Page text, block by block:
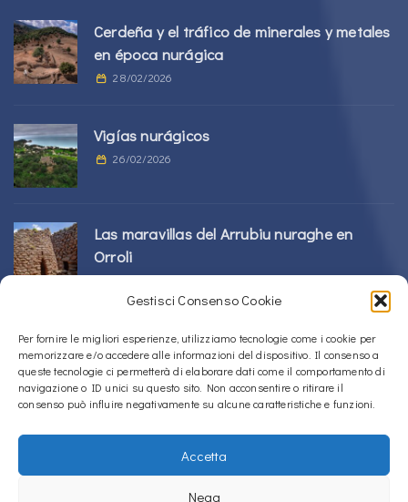
Gestisci Consenso Cookie
Per fornire le migliori esperienze, utilizziamo tecnologie come i cookie per
memorizzare e/o accedere alle informazioni del dispositivo. Il consenso a
queste tecnologie ci permetterà di elaborare dati come il comportamento di
navigazione o ID unici su questo sito. Non acconsentire o ritirare il
consenso può influire negativamente su alcune caratteristiche e funzioni.
Accetta
Nega
Cerdeña y el tráfico de minerales y metales
en época nurágica
28/02/2026
Vigías nurágicos
26/02/2026
Las maravillas del Arrubiu nuraghe en
Orroli
24/02/2026
Complejo Sos Nurattolos Nuragic en Alà
dei Sardi
23/02/2026
Copyright © 2020 – 2026La Sardegna verso l'Unesco